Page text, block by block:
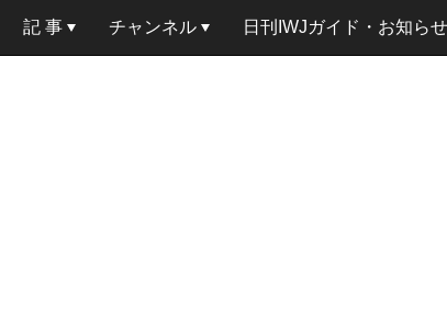
記 事 チャンネル 日刊IWJガイド・お知らせ